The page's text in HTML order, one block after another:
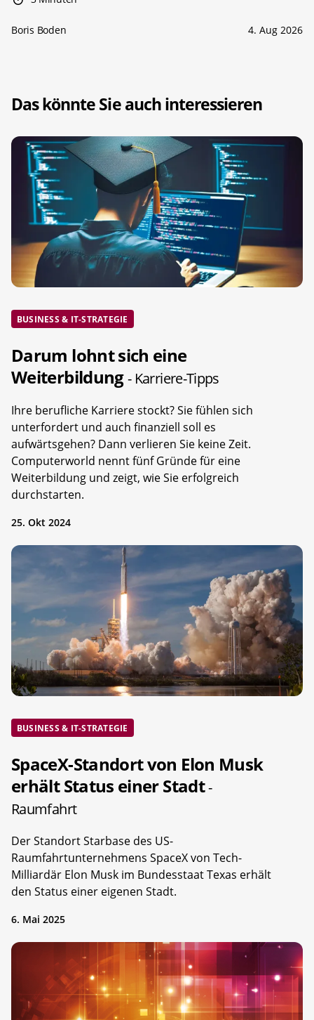
Boris Boden 4. Aug 2026
Das könnte Sie auch interessieren
BUSINESS & IT-STRATEGIE
Darum lohnt sich eine
Weiterbildung- Karriere-Tipps
Ihre berufliche Karriere stockt? Sie fühlen sich
unterfordert und auch finanziell soll es
aufwärtsgehen? Dann verlieren Sie keine Zeit.
Computerworld nennt fünf Gründe für eine
Weiterbildung und zeigt, wie Sie erfolgreich
durchstarten.
25. Okt 2024
BUSINESS & IT-STRATEGIE
SpaceX-Standort von Elon Musk
erhält Status einer Stadt-
Raumfahrt
Der Standort Starbase des US-
Raumfahrtunternehmens SpaceX von Tech-
Milliardär Elon Musk im Bundesstaat Texas erhält
den Status einer eigenen Stadt.
6. Mai 2025